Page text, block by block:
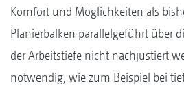
Komfort und Möglichkeiten als
Planierbalken parallelgeführt über
der Arbeitstiefe nicht nachjustiert
notwendig, wie zum Beispiel bei